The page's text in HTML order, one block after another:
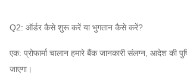
Q2: ऑर्डर कैसे शुरू करें या भुगतान कैसे करें?
एक: प्रोफार्मा चालान हमारे बैंक जानकारी संलग्न, आदेश की
जाएगा।